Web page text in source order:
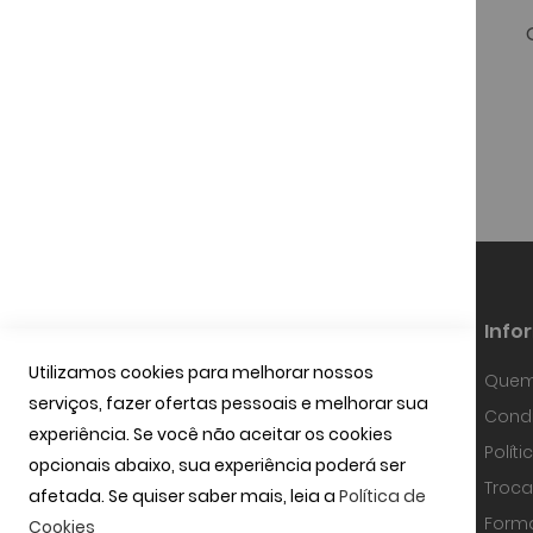
Fundada em Janeiro de 1997, a
OPTIBARCA tem sabido desenvolver-se
e adaptar-se a um mercado em
contínua evolução, investindo em
equipamentos de alta precisão, na
tecnologia óptica mais avançada e
Utilizamos cookies para melhorar nossos
serviços, fazer ofertas pessoais e melhorar sua
experiência. Se você não aceitar os cookies
opcionais abaixo, sua experiência poderá ser
afetada. Se quiser saber mais, leia a Política de
Cookies